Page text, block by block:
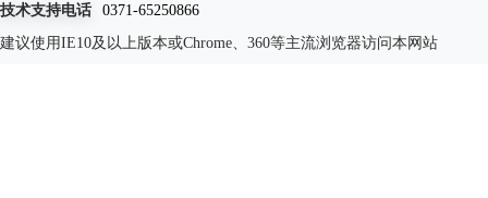
技术支持电话
0371-65250866
建议使用IE10及以上版本或Chrome、360等主流浏览器访问本网站